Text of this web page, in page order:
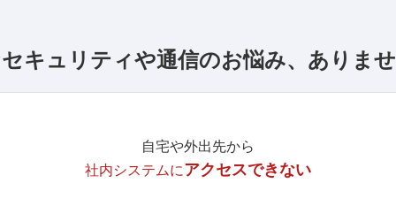
キュリティや通信のお悩み、ありま
自宅や外出先から
社内システムにアクセスできない